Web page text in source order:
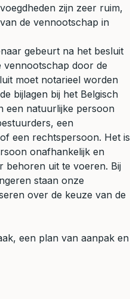
zijn zeer ruim,
de vennootschap in
gebeurt na het besluit
vennootschap door de
moet notarieel worden
bijlagen bij het Belgisch
een natuurlijke persoon
een
een rechtspersoon. Het is
onafhankelijk en
behoren uit te voeren. Bij
staan onze
over de keuze van de
een plan van aanpak en